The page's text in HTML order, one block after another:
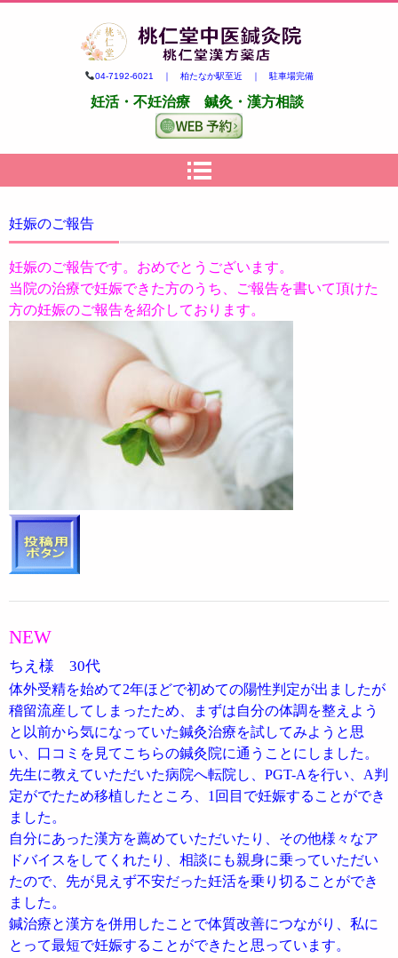
柏市の妊活・不妊治療専門 鍼
灸・漢方｜桃仁堂中医鍼灸院・
桃仁堂漢方薬店
04-7192-6021 ｜ 柏たなか駅至近 ｜ 駐車場完備
妊活・不妊治療 鍼灸・漢方相談
妊娠のご報告
妊娠のご報告です。おめでとうございます。
当院の治療で妊娠できた方のうち、ご報告を書いて頂けた
方の妊娠のご報告を紹介しております。
NEW
ちえ様 30代
体外受精を始めて2年ほどで初めての陽性判定が出ましたが
稽留流産してしまったため、まずは自分の体調を整えよう
と以前から気になっていた鍼灸治療を試してみようと思
い、口コミを見てこちらの鍼灸院に通うことにしました。
先生に教えていただいた病院へ転院し、PGT-Aを行い、A判
定がでたため移植したところ、1回目で妊娠することができ
ました。
自分にあった漢方を薦めていただいたり、その他様々なア
ドバイスをしてくれたり、相談にも親身に乗っていただい
たので、先が見えず不安だった妊活を乗り切ることができ
ました。
鍼治療と漢方を併用したことで体質改善につながり、私に
とって最短で妊娠することができたと思っています。